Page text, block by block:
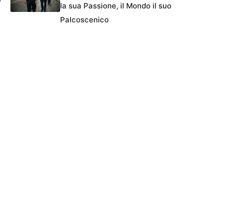
la sua Passione, il Mondo il suo
Palcoscenico